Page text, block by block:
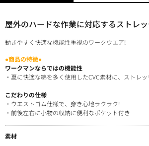
屋外のハードな作業に対応するストレ
動きやすく快適な機能性重視のワークウエア!
●商品の特徴●
ワークマンならではの機能性
・夏に快適な綿を多く使用したCVC素材に、ストレ
こだわりの仕様
・ウエストゴム仕様で、穿き心地ラクラク!
・前後左右に小物の収納に便利なポケット付き
素材